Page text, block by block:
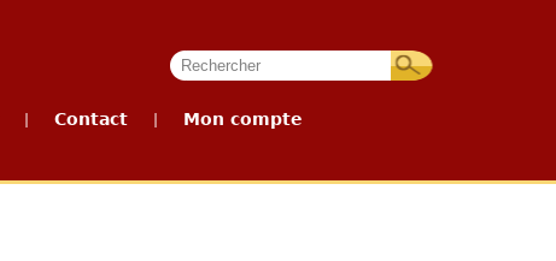
Contact Mon compte